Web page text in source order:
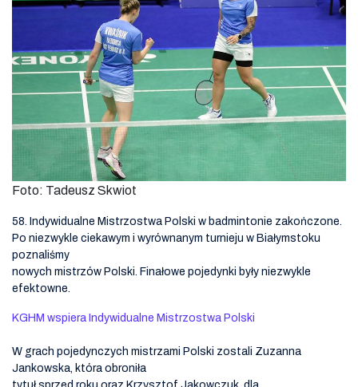
Foto: Tadeusz Skwiot
58. Indywidualne Mistrzostwa Polski w badmintonie zakończone.
Po niezwykle ciekawym i wyrównanym turnieju w Białymstoku
poznaliśmy
nowych mistrzów Polski. Finałowe pojedynki były niezwykle
efektowne.
KGHM wspiera Indywidualne Mistrzostwa Polski
W grach pojedynczych mistrzami Polski zostali Zuzanna
Jankowska, która obroniła